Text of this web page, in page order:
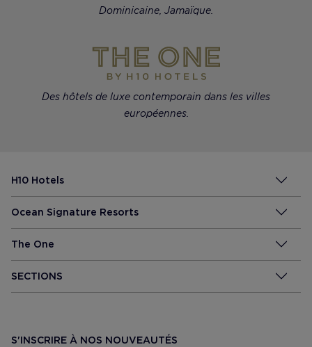
Dominicaine, Jamaïque.
Des hôtels de luxe contemporain dans les villes
européennes.
H10 Hotels
Ocean Signature Resorts
The One
SECTIONS
S'INSCRIRE À NOS NOUVEAUTÉS